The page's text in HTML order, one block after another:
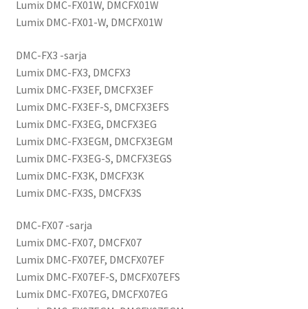
Lumix DMC-FX01W, DMCFX01W
Lumix DMC-FX01-W, DMCFX01W
DMC-FX3 -sarja
Lumix DMC-FX3, DMCFX3
Lumix DMC-FX3EF, DMCFX3EF
Lumix DMC-FX3EF-S, DMCFX3EFS
Lumix DMC-FX3EG, DMCFX3EG
Lumix DMC-FX3EGM, DMCFX3EGM
Lumix DMC-FX3EG-S, DMCFX3EGS
Lumix DMC-FX3K, DMCFX3K
Lumix DMC-FX3S, DMCFX3S
DMC-FX07 -sarja
Lumix DMC-FX07, DMCFX07
Lumix DMC-FX07EF, DMCFX07EF
Lumix DMC-FX07EF-S, DMCFX07EFS
Lumix DMC-FX07EG, DMCFX07EG